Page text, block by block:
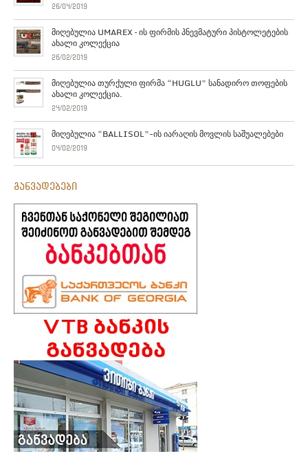
26/04/2019
მიღებულია UMAREX – ის ფირმის პნევმატური პისტოლეტების
ახალი კოლექცია
26/02/2019
მიღებულია თურქული ფირმა “HUGLU” სანადირო თოფების
ახალი კოლექცია.
24/02/2019
მიღებულია “BALLISOL”-ის იარაღის მოვლის საშუალებები
04/02/2019
განვადებები